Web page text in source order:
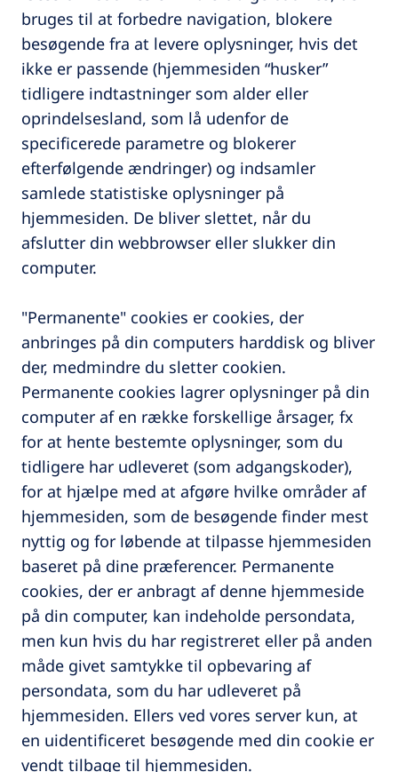
bruges til at forbedre navigation, blokere
besøgende fra at levere oplysninger, hvis det
ikke er passende (hjemmesiden “husker”
tidligere indtastninger som alder eller
oprindelsesland, som lå udenfor de
specificerede parametre og blokerer
efterfølgende ændringer) og indsamler
samlede statistiske oplysninger på
hjemmesiden. De bliver slettet, når du
afslutter din webbrowser eller slukker din
computer.
"Permanente" cookies er cookies, der
anbringes på din computers harddisk og bliver
der, medmindre du sletter cookien.
Permanente cookies lagrer oplysninger på din
computer af en række forskellige årsager, fx
for at hente bestemte oplysninger, som du
tidligere har udleveret (som adgangskoder),
for at hjælpe med at afgøre hvilke områder af
hjemmesiden, som de besøgende finder mest
nyttig og for løbende at tilpasse hjemmesiden
baseret på dine præferencer. Permanente
cookies, der er anbragt af denne hjemmeside
på din computer, kan indeholde persondata,
men kun hvis du har registreret eller på anden
måde givet samtykke til opbevaring af
persondata, som du har udleveret på
hjemmesiden. Ellers ved vores server kun, at
en uidentificeret besøgende med din cookie er
vendt tilbage til hjemmesiden.